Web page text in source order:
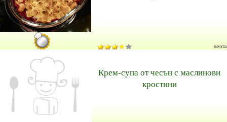
senta
Крем-супа от чесън с маслинови
кростини